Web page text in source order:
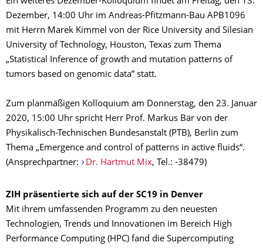
Dezember, 14:00 Uhr im Andreas-Pfitzmann-Bau APB1096
mit Herrn Marek Kimmel von der Rice University and Silesian
University of Technology, Houston, Texas zum Thema
„Statistical Inference of growth and mutation patterns of
tumors based on genomic data” statt.
Zum planmäßigen Kolloquium am Donnerstag, den 23. Januar
2020, 15:00 Uhr spricht Herr Prof. Markus Bär von der
Physikalisch-Technischen Bundesanstalt (PTB), Berlin zum
Thema „Emergence and control of patterns in active fluids“.
(Ansprechpartner:
Dr. Hartmut Mix, Tel.: -38479)
ZIH präsentierte sich auf der SC19 in Denver
Mit ihrem umfassenden Programm zu den neuesten
Technologien, Trends und Innovationen im Bereich High
Performance Computing (HPC) fand die Supercomputing